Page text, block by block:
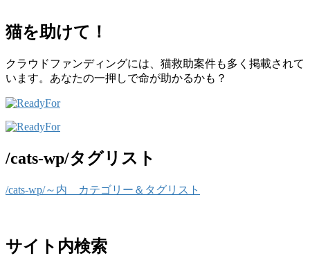
猫を助けて！
クラウドファンディングには、猫救助案件も多く掲載されて
います。あなたの一押しで命が助かるかも？
/cats-wp/タグリスト
/cats-wp/～内 カテゴリー＆タグリスト
サイト内検索